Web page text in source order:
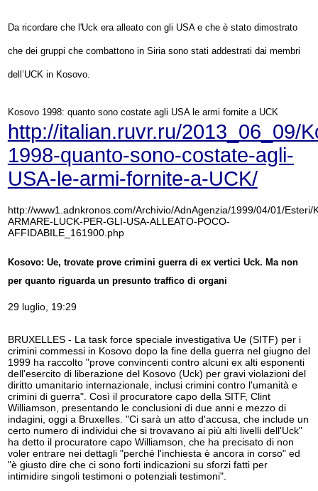
Da ricordare che l'Uck era alleato con gli USA e che è stato dimostrato
che dei gruppi che combattono in Siria sono stati addestrati dai membri
dell’UCK in Kosovo.
Kosovo 1998: quanto sono costate agli USA le armi fornite a UCK
http://italian.ruvr.ru/2013_06_09/
1998-quanto-sono-costate-agli-
USA-le-armi-fornite-a-UCK/
http://www1.adnkronos.com/Archivio/AdnAgenzia/1999/04/01/Esteri/
ARMARE-LUCK-PER-GLI-USA-ALLEATO-POCO-
AFFIDABILE_161900.php
Kosovo: Ue, trovate prove crimini guerra di ex vertici Uck. Ma non
per quanto riguarda un presunto traffico di organi
29 luglio, 19:29
BRUXELLES - La task force speciale investigativa Ue (SITF) per i
crimini commessi in Kosovo dopo la fine della guerra nel giugno del
1999 ha raccolto "prove convincenti contro alcuni ex alti esponenti
dell'esercito di liberazione del Kosovo (Uck) per gravi violazioni del
diritto umanitario internazionale, inclusi crimini contro l'umanità e
crimini di guerra". Così il procuratore capo della SITF, Clint
Williamson, presentando le conclusioni di due anni e mezzo di
indagini, oggi a Bruxelles. "Ci sarà un atto d'accusa, che include un
certo numero di individui che si trovavano ai più alti livelli dell'Uck"
ha detto il procuratore capo Williamson, che ha precisato di non
voler entrare nei dettagli "perché l'inchiesta è ancora in corso" ed
"è giusto dire che ci sono forti indicazioni su sforzi fatti per
intimidire singoli testimoni o potenziali testimoni".